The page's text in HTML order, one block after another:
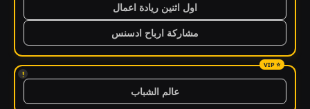
اول اثنين ريادة اعمال
مشاركة ارباح ادسنس
!
عالم الشباب